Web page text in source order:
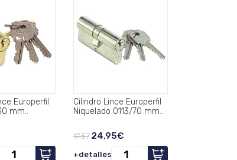
Europerfil
mm..
Cilindro Lince Europerfil
Niquelado 0113/70 mm..
17,57 24,95€
+detalles